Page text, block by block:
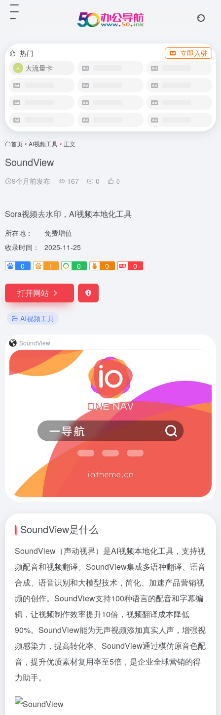
热门
立即入驻
大流量卡
首页 • AI视频工具 • 正文
SoundView
9个月前发布 167 0 0
Sora视频去水印，AI视频本地化工具
所在地：
免费增值
收录时间：
2025-11-25
0
1 0 0 0
打开网站
AI视频工具
SoundView
SoundView是什么
SoundView（声动视界）是AI视频本地化工具，支持视
频配音和视频翻译。SoundView集成多语种翻译、语音
合成、语音识别和大模型技术，简化、加速产品营销视
频的创作。SoundView支持100种语言的配音和字幕编
辑，让视频制作效率提升10倍，视频翻译成本降低
90%。SoundView能为无声视频添加真实人声，增强视
频感染力，提高转化率。SoundView通过模仿原音色配
音，提升优质素材复用率至5倍，是企业全球营销的得
力助手。